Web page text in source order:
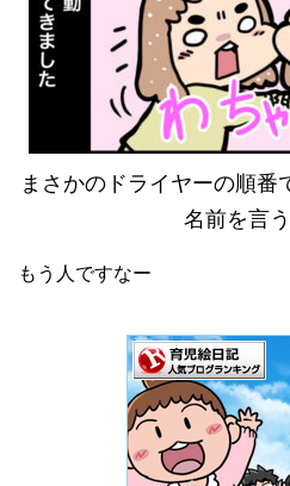
まさかのドライヤーの順
名前を言
もう人ですなー